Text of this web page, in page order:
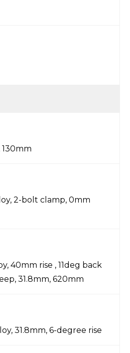
130mm
2-bolt clamp, 0mm
40mm rise , 11deg back
31.8mm, 620mm
31.8mm, 6-degree rise